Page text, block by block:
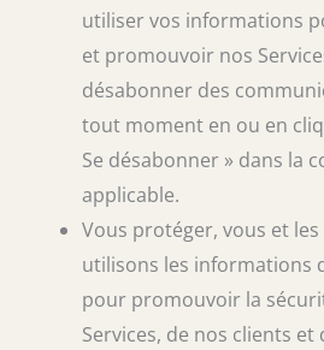
utiliser vos informations
et promouvoir nos
désabonner des
tout moment en ou en
Se désabonner » dans la
applicable.
Vous protéger, vous et les
utilisons les informations
pour promouvoir la
Services, de nos clients et